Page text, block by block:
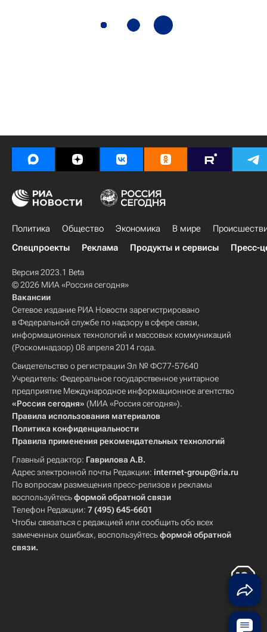
Политика Общество Экономика В мире
Спецпроекты
Реклама Продукты и сервисы Пресс-
Версия 2023.1 Beta
© 2026 МИА «Россия сегодня»
Вакансии
Сетевое издание РИА Новости зарегистрировано
в Федеральной службе по надзору в сфере связи,
информационных технологий и массовых коммуникаций
(Роскомнадзор) 08 апреля 2014 года.
Свидетельство о регистрации Эл № ФС77-57640
Учредитель: Федеральное государственное унитарное
предприятие Международное информационное агентство
«Россия сегодня» (МИА «Россия сегодня»).
Правила использования материалов
Политика конфиденциальности
Правила применения рекомендательных технологий
Главный редактор: Гаврилова А.В.
Адрес электронной почты Редакции: internet-group@ria.ru
По вопросам размещения пресс-релизов и рекламы
воспользуйтесьформой обратной связи
Телефон Редакции: 7 (495) 645-6601
Чтобы связаться с редакцией или сообщить обо всех
замеченных ошибках, воспользуйтесьформой обратной
связи.